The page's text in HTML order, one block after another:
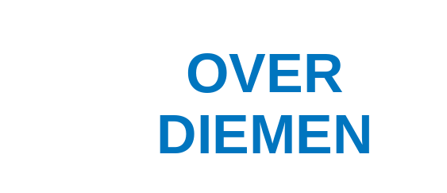
OVER
DIEMEN